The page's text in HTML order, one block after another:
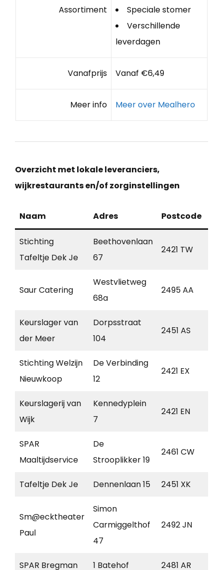
Assortiment
Speciale stomer
Verschillende
leverdagen
Vanafprijs Vanaf €6,49
Meer info Meer over Mealhero
Overzicht met lokale leveranciers,
wijkrestaurants en/of zorginstellingen
Naam Adres Postcode
Stichting
Tafeltje Dek Je
Beethovenlaan
67
2421 TW
Saur Catering
Westvlietweg
68a
2495 AA
Keurslager van
der Meer
Dorpsstraat
104
2451 AS
Stichting Welzijn
Nieuwkoop
De Verbinding
12
2421 EX
Keurslagerij van
Wijk
Kennedyplein
7
2421 EN
SPAR
Maaltijdservice
De
Strooplikker 19
2461 CW
Tafeltje Dek Je Dennenlaan 15 2451 XK
Sm@ecktheater
Paul
Simon
Carmiggelthof
47
2492 JN
SPAR Bregman 1 Batehof 2481 AR